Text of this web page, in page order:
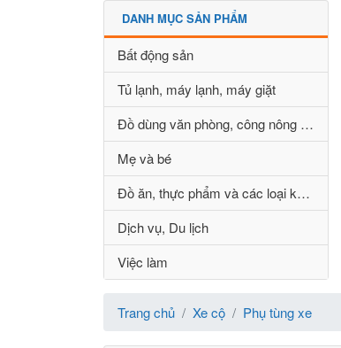
DANH MỤC SẢN PHẨM
Bất động sản
Tủ lạnh, máy lạnh, máy giặt
Đồ dùng văn phòng, công nông nghiệp
Mẹ và bé
Đồ ăn, thực phẩm và các loại khác
Dịch vụ, Du lịch
Việc làm
Trang chủ Xe cộ Phụ tùng xe